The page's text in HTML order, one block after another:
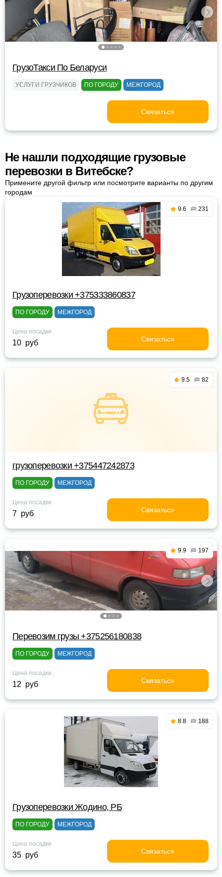
ГрузоТакси По Беларуси
УСЛУГИ ГРУЗЧИКОВ ПО ГОРОДУ МЕЖГОРОД
Связаться
Не нашли подходящие грузовые
перевозки в Витебске?
Примените другой фильтр или посмотрите варианты по другим
городам
9.6 231
Грузоперевозки +375333860837
ПО ГОРОДУ МЕЖГОРОД
Цена посадки
10 руб Связаться
9.5 82
грузоперевозки +375447242873
ПО ГОРОДУ МЕЖГОРОД
Цена посадки
7 руб Связаться
9.9 197
Перевозим грузы +375256180838
ПО ГОРОДУ МЕЖГОРОД
Цена посадки
12 руб Связаться
8.8 188
Грузоперевозки Жодино, РБ
ПО ГОРОДУ МЕЖГОРОД
Цена посадки
35 руб Связаться